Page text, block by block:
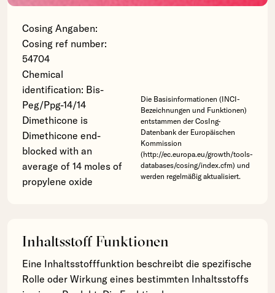
Cosing Angaben:
Cosing ref number:
54704
Chemical
identification: Bis-
Peg/Ppg-14/14
Dimethicone is
Dimethicone end-
blocked with an
average of 14 moles of
propylene oxide
Die Basisinformationen (INCI-
Bezeichnungen und Funktionen)
entstammen der CosIng-
Datenbank der Europäischen
Kommission
(http://ec.europa.eu/growth/tools-
databases/cosing/index.cfm) und
werden regelmäßig aktualisiert.
Inhaltsstoff Funktionen
Eine Inhaltsstofffunktion beschreibt die spezifische
Rolle oder Wirkung eines bestimmten Inhaltsstoffs